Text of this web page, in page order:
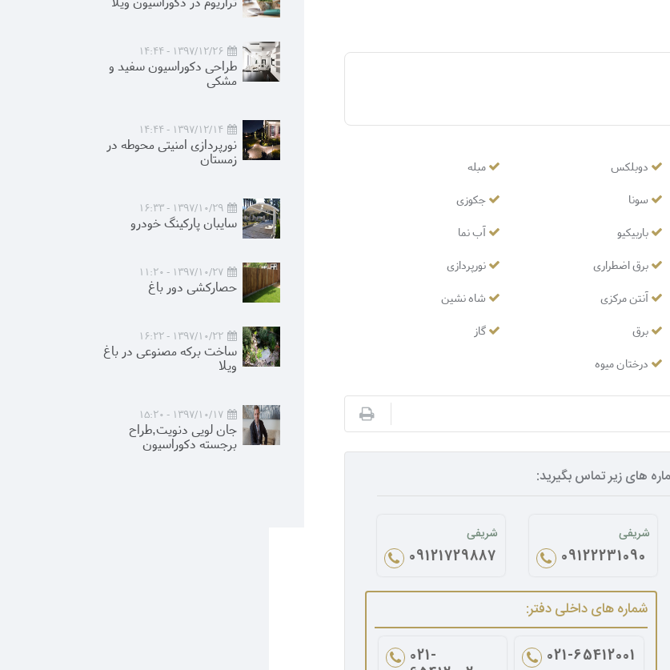
دوبلکس
مبله
سونا
جکوزی
باربیکیو
آب نما
برق اضطراری
نورپردازی
آنتن مرکزی
شاه نشین
برق
گاز
درختان میوه
های زیر تماس بگیرید:
شریفی
09122231090
شریفی
09121729887
شماره های داخلی دفتر:
021-65412001
021-
1397/12/26 - 14:44
طراحی دکوراسیون سفید و
مشکی
1397/12/14 - 14:44
نورپردازی امنیتی محوطه در
زمستان
1397/10/29 - 16:33
سایبان پارکینگ خودرو
1397/10/27 - 11:20
حصارکشی دور باغ
1397/10/22 - 16:22
ساخت برکه مصنوعی در باغ
ویلا
1397/10/17 - 15:20
جان لویی دنویت,طراح
برجسته دکوراسیون